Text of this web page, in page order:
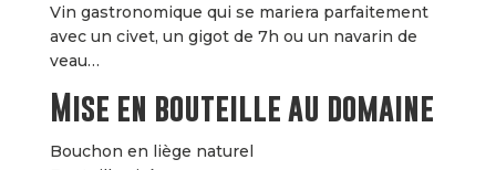
Vin gastronomique qui se mariera parfaitement
avec un civet, un gigot de 7h ou un navarin de
veau…
Mise en bouteille au domaine
Bouchon en liège naturel